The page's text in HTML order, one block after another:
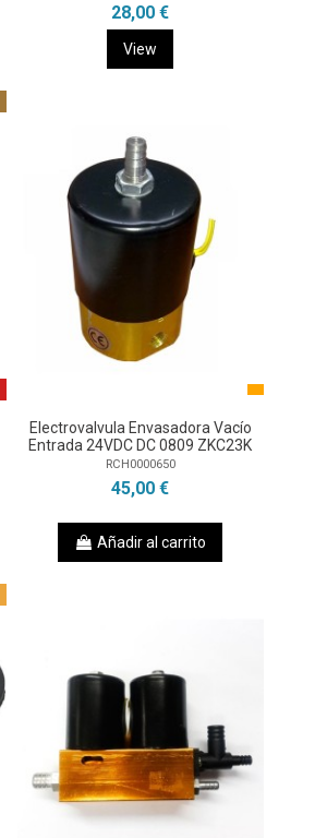
28,00 €
View
Electrovalvula Envasadora Vacío
Entrada 24VDC DC 0809 ZKC23K
RCH0000650
45,00 €
Añadir al carrito